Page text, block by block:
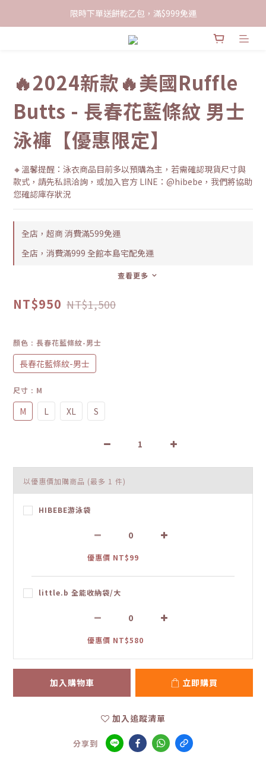
限時下單送餅乾乙包，滿$999免運
限時下單送餅乾乙包，滿$999免運
加入會員領100現折購物金
🔥2024新款🔥美國Ruffle
Butts - 長春花藍條紋 男士
泳褲【優惠限定】
🔸溫馨提醒：泳衣商品目前多以預購為主，若需確認現貨尺寸與
款式，請先私訊洽詢，或加入官方 LINE：@hibebe，我們將協助
您確認庫存狀況
全店，超商 消費滿599免運
全店，消費滿999 全館本島宅配免運
查看更多
NT$950 NT$1,500
顏色 : 長春花藍條紋-男士
長春花藍條紋-男士
尺寸 : M
M L XL S
以優惠價加購商品 (最多 1 件)
HIBEBE游泳袋
優惠價 NT$99
little.b 全能收納袋/大
優惠價 NT$580
加入購物車 立即購買
加入追蹤清單
分享到